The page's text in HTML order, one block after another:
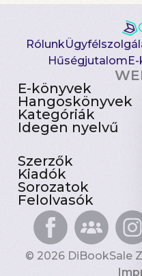
Rólunk
Hűségjutalom
E-könyvek
Hangoskönyvek
Kategóriák
Idegen nyelvű
Szerzők
Kiadók
Sorozatok
Felolvasók
© 2026 DiBookSale